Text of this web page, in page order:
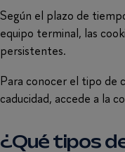
Según el plazo de
equipo terminal, las
persistentes.
Para conocer el tipo de
caducidad, accede a la
¿Qué tipos